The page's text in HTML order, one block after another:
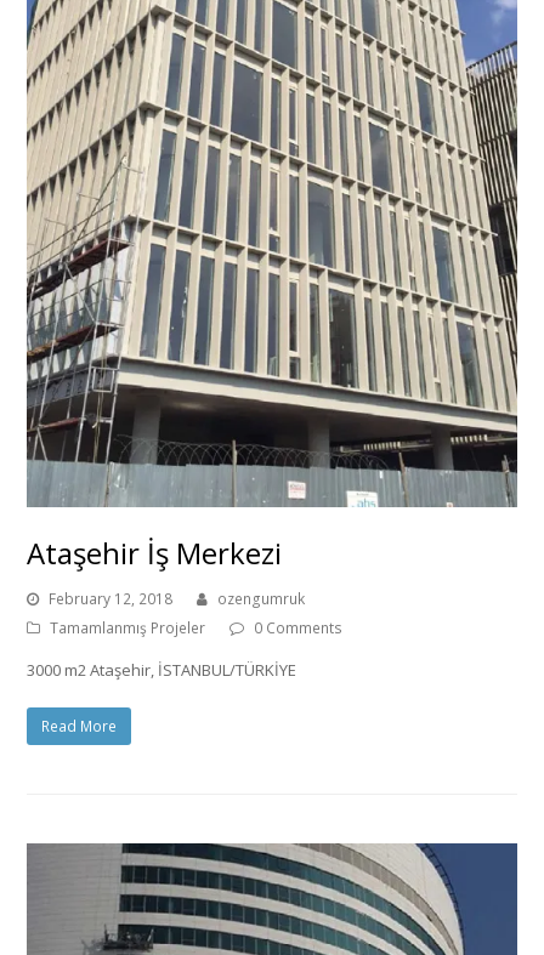
Ataşehir İş Merkezi
February 12, 2018
ozengumruk
Tamamlanmış Projeler
0 Comments
3000 m2 Ataşehir, İSTANBUL/TÜRKİYE
Read More